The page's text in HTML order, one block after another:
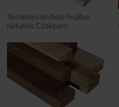
Terrasses en bois feuillus
naturels Côtéparc